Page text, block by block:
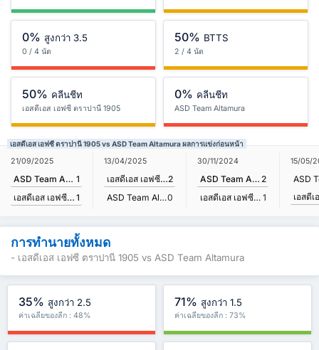
0% สูงกว่า 3.5
0 / 4 นัด
50% BTTS
2 / 4 นัด
50% คลีนชีท
เอสดีเอส เอฟซี ตราปานี 1905
0% คลีนชีท
ASD Team Altamura
เอสดีเอส เอฟซี ตราปานี 1905 vs ASD Team Altamura ผลการแข่งก่อนหน้า
21/09/2025
ASD Team Altamura 1
เอสดีเอส เอฟซี ตราปานี 1905 1
13/04/2025
เอสดีเอส เอฟซี ตราปานี 19052
ASD Team Altamura0
30/11/2024
ASD Team Altamura 2
เอสดีเอส เอฟซี ตราปานี 1905 1
15/05/
การทำนายทั้งหมด
- เอสดีเอส เอฟซี ตราปานี 1905 vs ASD Team Altamura
35% สูงกว่า 2.5
ค่าเฉลี่ยของลีก : 48%
71% สูงกว่า 1.5
ค่าเฉลี่ยของลีก : 73%